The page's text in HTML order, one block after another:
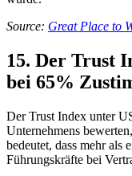
Source: Great Place to
15. Der Trust
bei 65%
Der Trust Index unter
Unternehmens
bedeutet, dass mehr
Führungskräfte bei